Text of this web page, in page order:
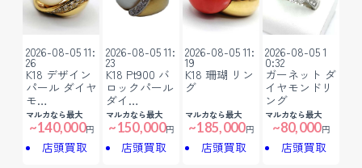
2026-08-05 11:
26
K18 デザイン
パール ダイヤ
モ…
マルカなら最大
~140,000円
店頭買取
2026-08-05 11:
23
K18 Pt900 バ
ロックパール
ダイ…
マルカなら最大
~150,000円
店頭買取
2026-08-05 11:
19
K18 珊瑚 リン
グ
マルカなら最大
~185,000円
店頭買取
2026-08-05 1
0:32
ガーネット ダ
イヤモンドリ
ング
マルカなら最大
~80,000円
店頭買取